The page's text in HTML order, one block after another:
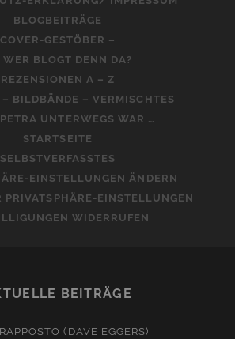
BLOGBEITRÄGE
COVER-GESTÖBER –
WER BLOGT DENN DA?
REZENSIONEN A – Z
– BILDBÄNDE – VERMISCHTES
UNTERWEGS WAR …
STARTSEITE
SELBSTVERFASSTES
EINSTELLUNGEN ÄNDERN
PRIVATSPHÄRE-EINSTELLUNGEN
WIDERRUFEN
BEITRÄGE
(DAVE EGGERS)